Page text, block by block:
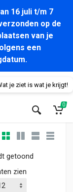
16 juli t/m 7
op de
van je
een
is wat je krijgt!
0
getoond
zien